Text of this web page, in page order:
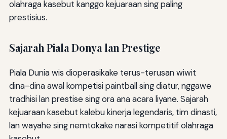
olahraga kasebut kanggo kejuaraan sing paling
prestisius.
Sajarah Piala Donya lan Prestige
Piala Dunia wis dioperasikake terus-terusan wiwit
dina-dina awal kompetisi paintball sing diatur, nggawe
tradhisi lan prestise sing ora ana acara liyane. Sajarah
kejuaraan kasebut kalebu kinerja legendaris, tim dinasti,
lan wayahe sing nemtokake narasi kompetitif olahraga